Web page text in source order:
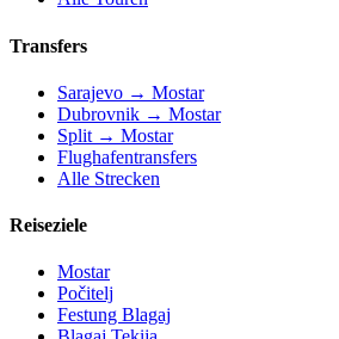
Transfers
Sarajevo → Mostar
Dubrovnik → Mostar
Split → Mostar
Flughafentransfers
Alle Strecken
Reiseziele
Mostar
Počitelj
Festung Blagaj